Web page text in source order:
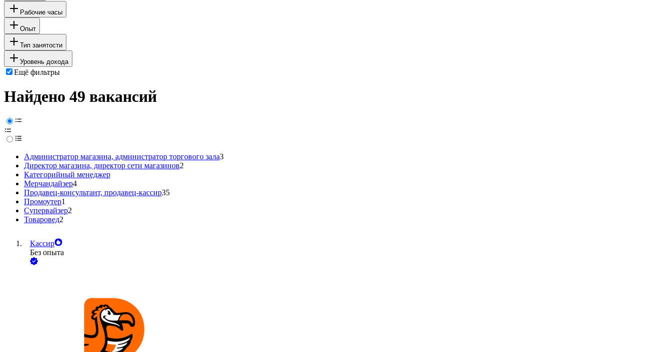
Рабочие часы
Опыт
Тип занятости
Уровень дохода
Ещё фильтры
Найдено 49 вакансий
Администратор магазина, администратор торгового зала3
Директор магазина, директор сети магазинов2
Категорийный менеджер
Мерчандайзер4
Продавец-консультант, продавец-кассир35
Промоутер1
Супервайзер2
Товаровед2
Кассир
Без опыта